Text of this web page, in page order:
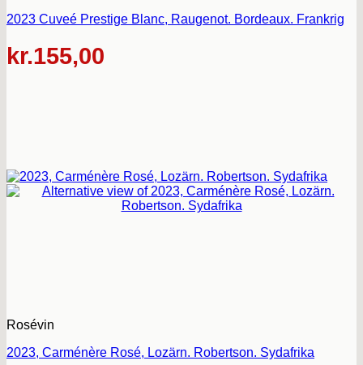
2023 Cuveé Prestige Blanc, Raugenot. Bordeaux. Frankrig
kr.155,00
Rosévin
2023, Carménère Rosé, Lozärn. Robertson. Sydafrika